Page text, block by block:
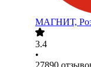
МАГНИТ,
3.4
•